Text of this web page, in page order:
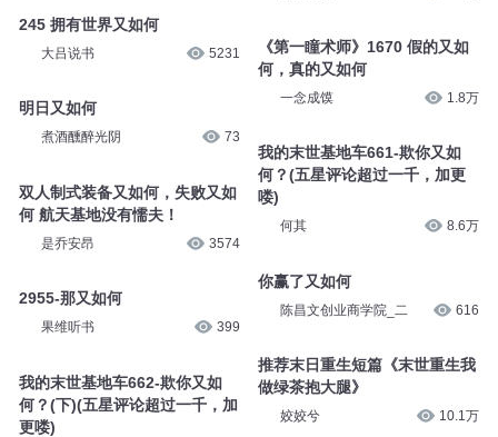
245 拥有世界又如何
大吕说书 5231
明日又如何
煮酒醺醉光阴 73
双人制式装备又如何，失败又如
何 航天基地没有懦夫！
是乔安昂 3574
2955-那又如何
果维听书 399
我的末世基地车662-欺你又如
何？(下)(五星评论超过一千，加
更喽)
《第一瞳术师》1670 假的又如
何，真的又如何
一念成馍 1.8万
我的末世基地车661-欺你又如
何？(五星评论超过一千，加更
喽)
何其 8.6万
你赢了又如何
陈昌文创业商学院_二 616
推荐末日重生短篇《末世重生我
做绿茶抱大腿》
姣姣兮 10.1万